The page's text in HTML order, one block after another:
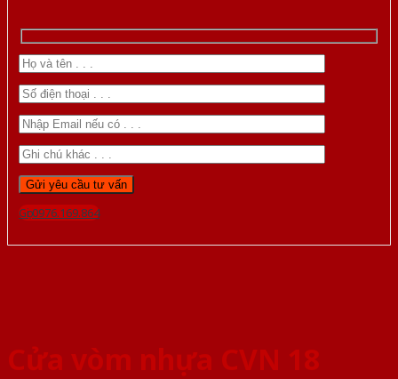
Gọi 0976.169.864
Cửa vòm nhựa CVN 18